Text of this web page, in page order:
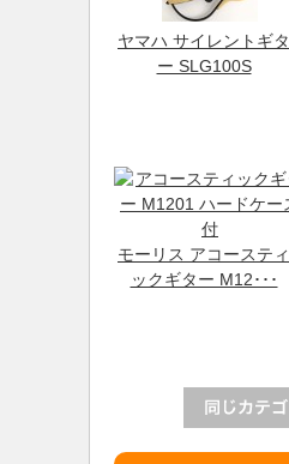
ヤマハ サイレントギタ
ー SLG100S
モーリス アコースティ
ックギター M12･･･